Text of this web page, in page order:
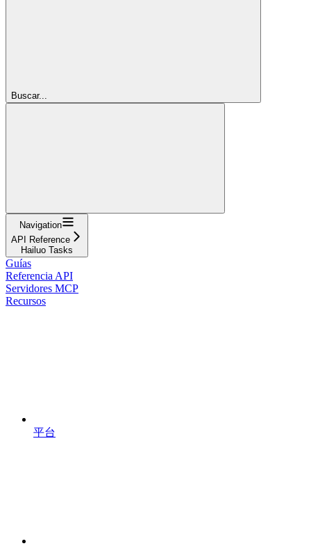
Buscar...
Navigation
API Reference
Hailuo Tasks
Guías
Referencia API
Servidores MCP
Recursos
平台